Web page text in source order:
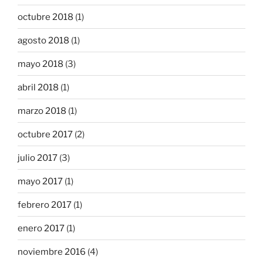
octubre 2018 (1)
agosto 2018 (1)
mayo 2018 (3)
abril 2018 (1)
marzo 2018 (1)
octubre 2017 (2)
julio 2017 (3)
mayo 2017 (1)
febrero 2017 (1)
enero 2017 (1)
noviembre 2016 (4)